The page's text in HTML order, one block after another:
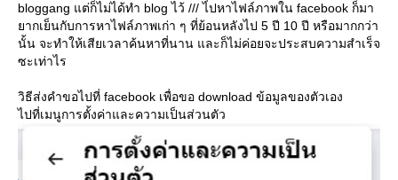
bloggang แต่ก็ไม่ได้ทำ blog ไว้ /// ไ่ปหาไฟล์ภาพใน facebook ก็มา
ากเย็นกับการหาไฟล์ภาพเก่า ๆ ที่ย้อนหลังไป 5 ปี 10 ปี หรือมากกว่า
นั้น จะทำให้เสียเวลาค้นหาที่นาน และก็ไม่ค่อยจะประสบความสำเร็จ
ซะเท่าไร
วิธีส่งคำขอไปที่ facebook เพื่อขอ download ข้อมูลของตัวเอง
ไปที่เมนูการตั้งค่าและความเป็นส่วนตัว